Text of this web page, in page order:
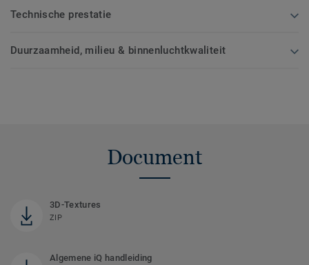
Technische prestatie
Duurzaamheid, milieu & binnenluchtkwaliteit
Document
3D-Textures
ZIP
Algemene iQ handleiding